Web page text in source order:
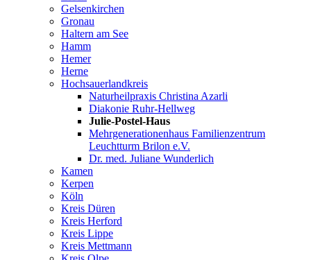
Gelsenkirchen
Gronau
Haltern am See
Hamm
Hemer
Herne
Hochsauerlandkreis
Naturheilpraxis Christina Azarli
Diakonie Ruhr-Hellweg
Julie-Postel-Haus
Mehrgenerationenhaus Familienzentrum
Leuchtturm Brilon e.V.
Dr. med. Juliane Wunderlich
Kamen
Kerpen
Köln
Kreis Düren
Kreis Herford
Kreis Lippe
Kreis Mettmann